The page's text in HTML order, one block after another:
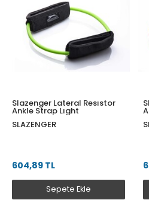
Slazenger Lateral Resıstor
Ankle Strap Lıght
SLAZENGER
604,89 TL
Sepete Ekle